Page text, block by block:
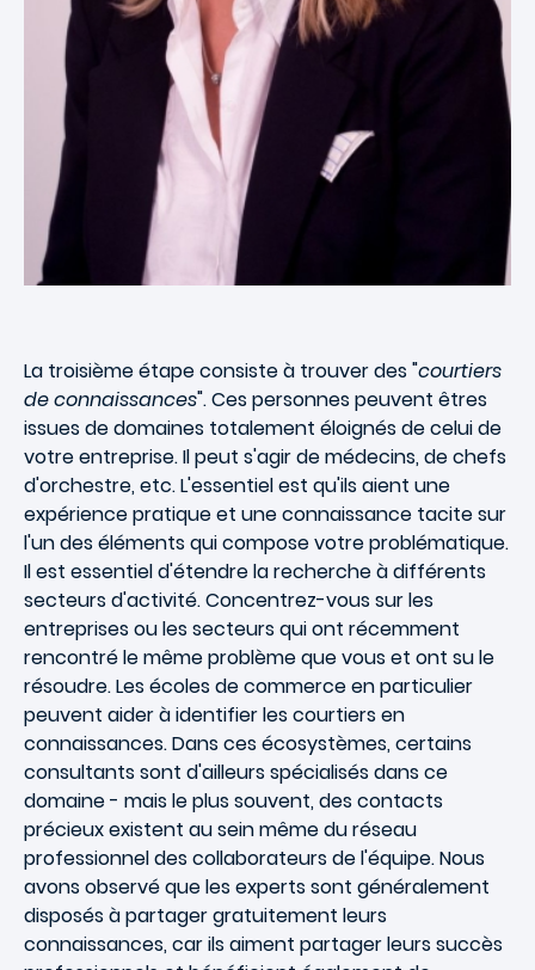
La troisième étape consiste à trouver des "courtiers
de connaissances". Ces personnes peuvent êtres
issues de domaines totalement éloignés de celui de
votre entreprise. Il peut s'agir de médecins, de chefs
d'orchestre, etc. L'essentiel est qu'ils aient une
expérience pratique et une connaissance tacite sur
l'un des éléments qui compose votre problématique.
Il est essentiel d'étendre la recherche à différents
secteurs d'activité. Concentrez-vous sur les
entreprises ou les secteurs qui ont récemment
rencontré le même problème que vous et ont su le
résoudre. Les écoles de commerce en particulier
peuvent aider à identifier les courtiers en
connaissances. Dans ces écosystèmes, certains
consultants sont d'ailleurs spécialisés dans ce
domaine - mais le plus souvent, des contacts
précieux existent au sein même du réseau
professionnel des collaborateurs de l'équipe. Nous
avons observé que les experts sont généralement
disposés à partager gratuitement leurs
connaissances, car ils aiment partager leurs succès